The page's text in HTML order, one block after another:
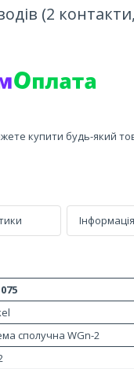
(2
купити будь-який
сполучна WGn-2